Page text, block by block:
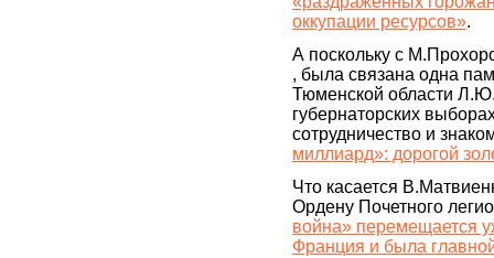
оккупации ресурсов».
А поскольку с
, была связана одна
Тюменской области
губернаторских
сотрудничество и
миллиард»: дорогой
Что касается
Ордену Почетного
война» перемещается
Франция и была